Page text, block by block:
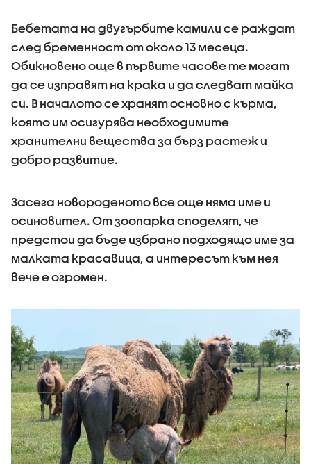
Бебетата на двугърбите камили се раждат
след бременност от около 13 месеца.
Обикновено още в първите часове те могат
да се изправят на крака и да следват майка
си. В началото се хранят основно с кърма,
която им осигурява необходимите
хранителни вещества за бърз растеж и
добро развитие.
Засега новороденото все още няма име и
осиновител. От зоопарка споделят, че
предстои да бъде избрано подходящо име за
малката красавица, а интересът към нея
вече е огромен.